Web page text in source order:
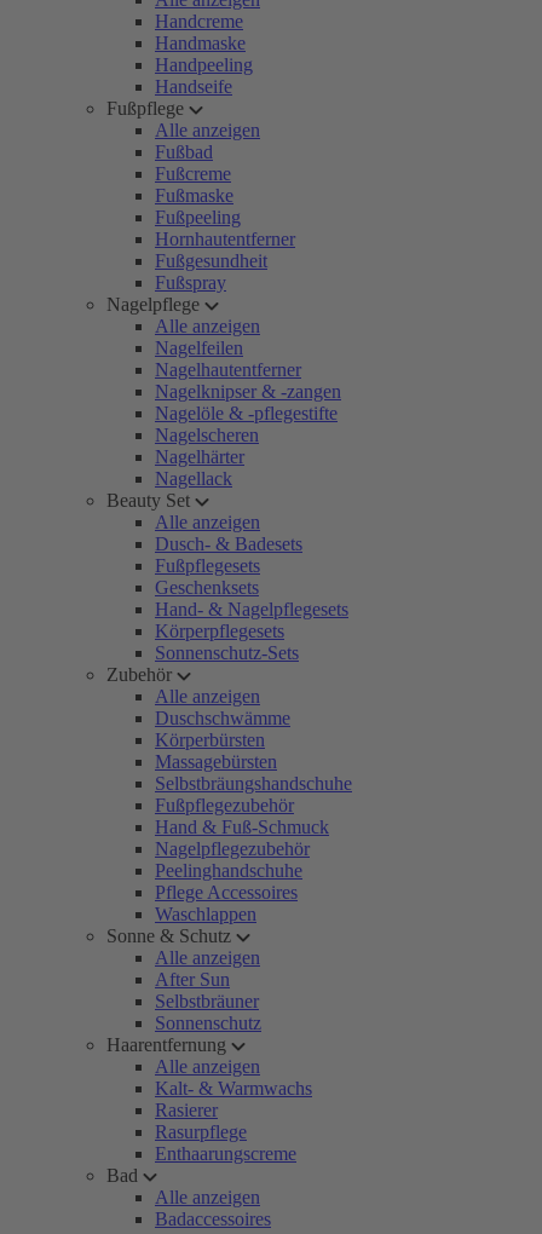
Handcreme
Handmaske
Handpeeling
Handseife
Fußpflege
Alle anzeigen
Fußbad
Fußcreme
Fußmaske
Fußpeeling
Hornhautentferner
Fußgesundheit
Fußspray
Nagelpflege
Alle anzeigen
Nagelfeilen
Nagelhautentferner
Nagelknipser & -zangen
Nagelöle & -pflegestifte
Nagelscheren
Nagelhärter
Nagellack
Beauty Set
Alle anzeigen
Dusch- & Badesets
Fußpflegesets
Geschenksets
Hand- & Nagelpflegesets
Körperpflegesets
Sonnenschutz-Sets
Zubehör
Alle anzeigen
Duschschwämme
Körperbürsten
Massagebürsten
Selbstbräungshandschuhe
Fußpflegezubehör
Hand & Fuß-Schmuck
Nagelpflegezubehör
Peelinghandschuhe
Pflege Accessoires
Waschlappen
Sonne & Schutz
Alle anzeigen
After Sun
Selbstbräuner
Sonnenschutz
Haarentfernung
Alle anzeigen
Kalt- & Warmwachs
Rasierer
Rasurpflege
Enthaarungscreme
Bad
Alle anzeigen
Badaccessoires